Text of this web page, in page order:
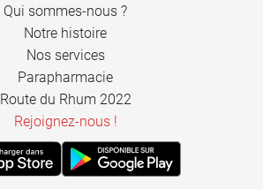
Qui sommes-nous ?
Notre histoire
Nos services
Parapharmacie
Route du Rhum 2022
Rejoignez-nous !